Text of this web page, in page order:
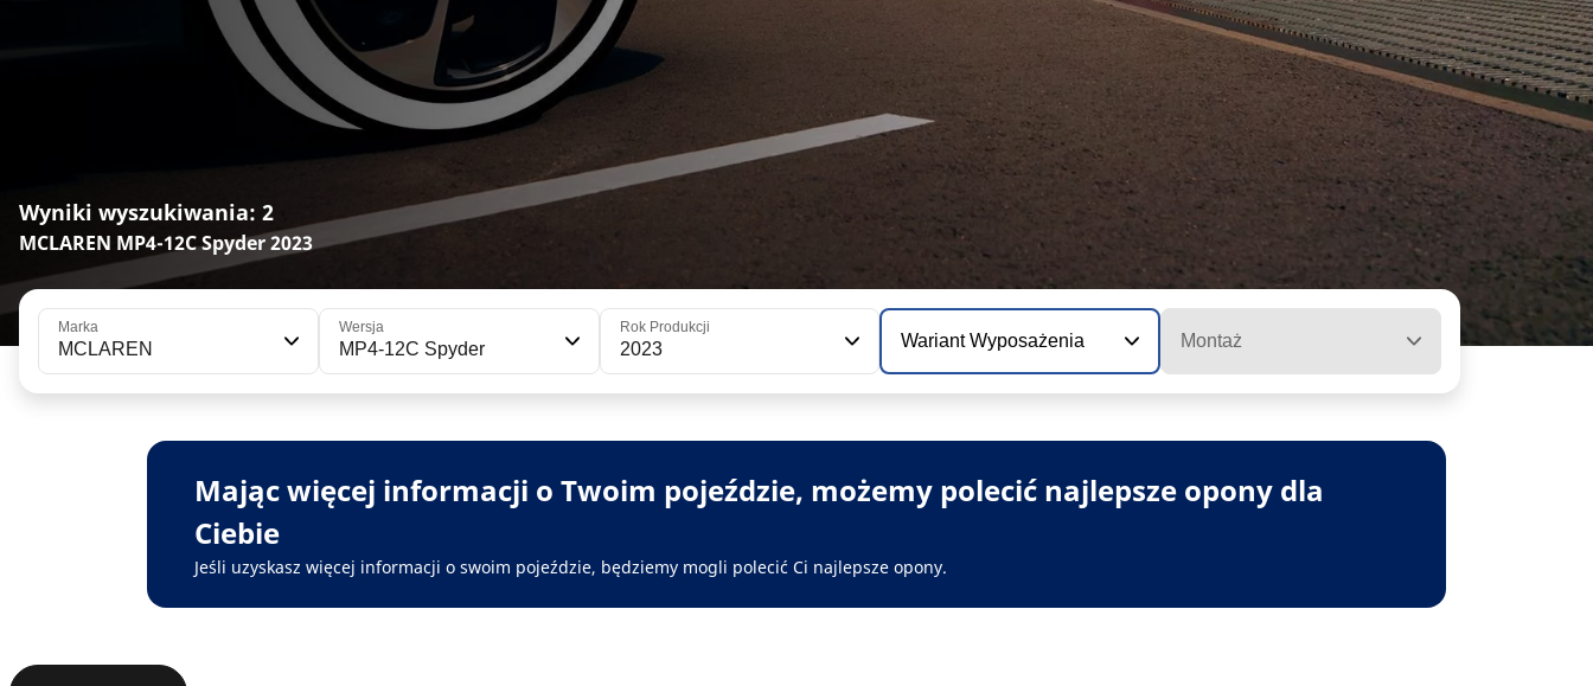
Wyniki wyszukiwania: 2
MCLAREN MP4-12C Spyder 2023
Marka
MCLAREN
Wersja
MP4-12C Spyder
Rok Produkcji
2023 Wariant Wyposażenia Montaż
Mając więcej informacji o Twoim pojeździe, możemy polecić najlepsze opony dla
Ciebie
Jeśli uzyskasz więcej informacji o swoim pojeździe, będziemy mogli polecić Ci najlepsze opony.